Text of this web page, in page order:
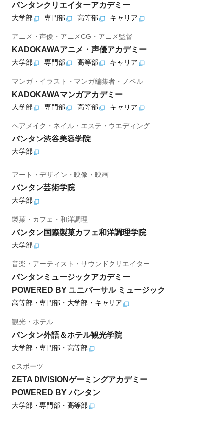
バンタンクリエイターアカデミー
大学部 専門部 高等部 キャリア
アニメ・声優・アニメCG・アニメ監督
KADOKAWAアニメ・声優アカデミー
大学部 専門部 高等部 キャリア
マンガ・イラスト・マンガ編集者・ノベル
KADOKAWAマンガアカデミー
大学部 専門部 高等部 キャリア
ヘアメイク・ネイル・エステ・ウエディング
バンタン渋谷美容学院
大学部
アート・デザイン・映像・映画
バンタン芸術学院
大学部
製菓・カフェ・和洋調理
バンタン国際製菓カフェ和洋調理学院
大学部
音楽・アーティスト・サウンドクリエイター
バンタンミュージックアカデミー
POWERED BY ユニバーサル ミュージック
高等部・専門部・大学部・キャリア
観光・ホテル
バンタン外語＆ホテル観光学院
大学部・専門部・高等部
eスポーツ
ZETA DIVISIONゲーミングアカデミー
POWERED BY バンタン
大学部・専門部・高等部